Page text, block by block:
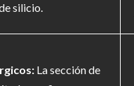
silicio.
La sección de